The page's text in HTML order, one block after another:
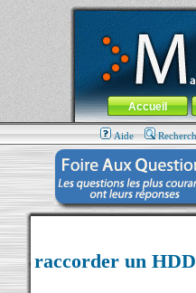
MacBook-fr.com : 100% Apple...
Aller au contenu-Aller
Menu général
Accueil
Aide
raccorder un